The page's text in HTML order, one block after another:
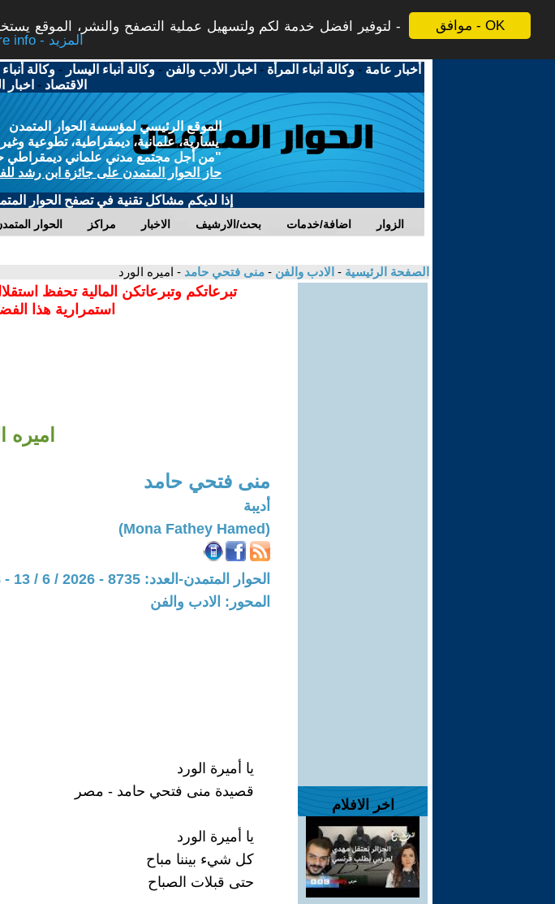
موافق - OK
لتوفير افضل خدمة لكم ولتسهيل عملية التصفح والنشر، الموقع
More info - المزيد
أخبار عامة -وكالة أنباء المرأة - اخبار الأدب والفن -وكالة أنباء اليسار -وكالة
الاقتصاد -
الموقع الرئيسي لمؤسسة الحوار المتمدن
يسارية، علمانية، ديمقراطية، تطوعية
"من أجل مجتمع مدني علماني ديمقراطي
حاز الحوار المتمدن على جائزة ابن رشد
إذا لديكم مشاكل تقنية في تصفح الحوار
الحوار مراكز الاخبار بحث/الارشيف اضافة/خدمات الزوار
الصفحة الرئيسية - الادب والفن - منى فتحي حامد - اميره الورد
اخر الافلام
تبرعاتكم وتبرعاتكن المالية تحفظ
استمرارية هذا
اميره
منى فتحي حامد
أديبة
(Mona Fathey Hamed)
الحوار المتمدن-العدد: 8735 - 2026 / 6 / 13 - 20:48
المحور: الادب والفن
يا أميرة الورد
قصيدة منى فتحي حامد - مصر
يا أميرة الورد
كل شيء بيننا مباح
حتى قبلات الصباح